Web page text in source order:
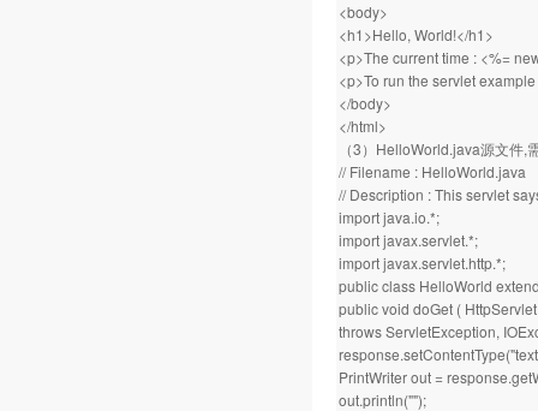
<body>
<h1>Hello, World!</h1>
<p>The current time : <%=
<p>To run the servlet
</body>
</html>
（3）HelloWorld.java源文件
// Filename : HelloWorld.java
// Description : This servlet
import java.io.*;
import javax.servlet.*;
import javax.servlet.http.*;
public class HelloWorld
public void doGet (
throws ServletException,
PrintWriter out =
out.println("");